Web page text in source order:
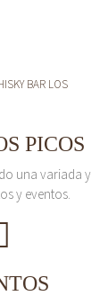
PICOS
una variada y
y eventos.